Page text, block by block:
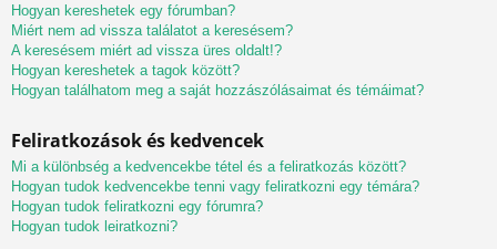
Hogyan kereshetek egy fórumban?
Miért nem ad vissza találatot a keresésem?
A keresésem miért ad vissza üres oldalt!?
Hogyan kereshetek a tagok között?
Hogyan találhatom meg a saját hozzászólásaimat és témáimat?
Feliratkozások és kedvencek
Mi a különbség a kedvencekbe tétel és a feliratkozás között?
Hogyan tudok kedvencekbe tenni vagy feliratkozni egy témára?
Hogyan tudok feliratkozni egy fórumra?
Hogyan tudok leiratkozni?